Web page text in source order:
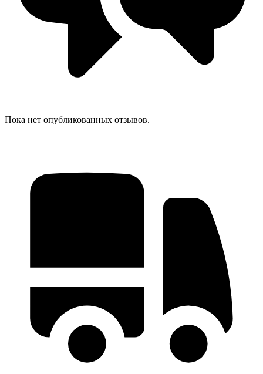
Пока нет опубликованных отзывов.